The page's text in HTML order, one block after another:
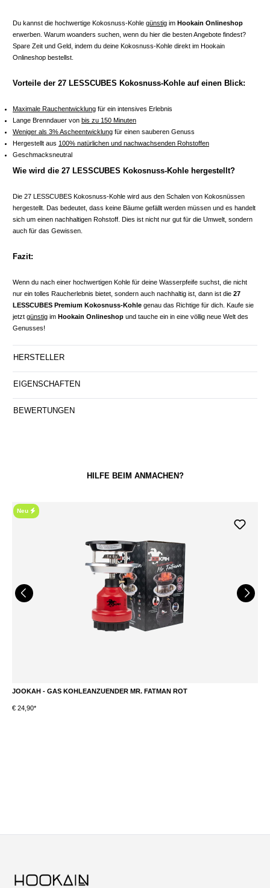
Du kannst die hochwertige Kokosnuss-Kohle günstig im Hookain Onlineshop
erwerben. Warum woanders suchen, wenn du hier die besten Angebote findest?
Spare Zeit und Geld, indem du deine Kokosnuss-Kohle direkt im Hookain
Onlineshop bestellst.
Vorteile der 27 LESSCUBES Kokosnuss-Kohle auf einen Blick:
Maximale Rauchentwicklung für ein intensives Erlebnis
Lange Brenndauer von bis zu 150 Minuten
Weniger als 3% Ascheentwicklung für einen sauberen Genuss
Hergestellt aus 100% natürlichen und nachwachsenden Rohstoffen
Geschmacksneutral
Wie wird die 27 LESSCUBES Kokosnuss-Kohle hergestellt?
Die 27 LESSCUBES Kokosnuss-Kohle wird aus den Schalen von Kokosnüssen
hergestellt. Das bedeutet, dass keine Bäume gefällt werden müssen und es handelt
sich um einen nachhaltigen Rohstoff. Dies ist nicht nur gut für die Umwelt, sondern
auch für das Gewissen.
Fazit:
Wenn du nach einer hochwertigen Kohle für deine Wasserpfeife suchst, die nicht
nur ein tolles Raucherlebnis bietet, sondern auch nachhaltig ist, dann ist die 27
LESSCUBES Premium Kokosnuss-Kohle genau das Richtige für dich. Kaufe sie
jetzt günstig im Hookain Onlineshop und tauche ein in eine völlig neue Welt des
Genusses!
HERSTELLER
EIGENSCHAFTEN
BEWERTUNGEN
HILFE BEIM ANMACHEN?
Neu
JOOKAH - GAS KOHLEANZUENDER MR. FATMAN ROT
€ 24,90*